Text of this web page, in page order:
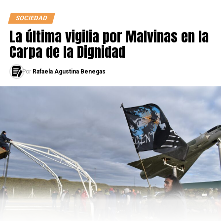
Najla vino un tiempo después y creció en Barcelona.
Hace dos años sufrió otra gran pérdida: la de su madre.
su mentora, compañera y quien la mantenía
más cerca de su parte musulmana. Le tocó crecer de un
día para el otro e inevitablemente fue perdiendo
cercanía con sus raíces.
Durante mucho tiempo se comportó como una típica
adolescente europea, desde su vestimenta hasta sus
hábitos y amistades. Si bien siempre hizo el Ramadán
SOCIEDAD
La última vigilia por Malvinas en la
Carpa de la Dignidad
Por Rafaela Agustina Benegas